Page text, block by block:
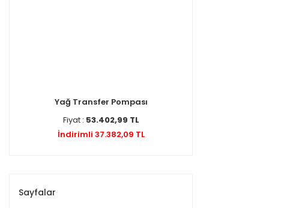
Yağ Transfer Pompası
Fiyat : 53.402,99 TL
İndirimli 37.382,09 TL
Sayfalar